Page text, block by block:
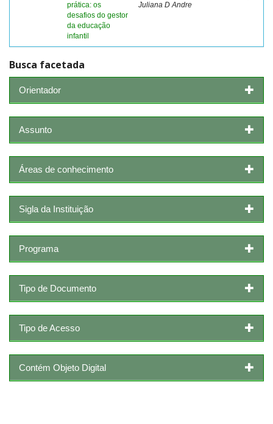
prática: os
desafios do gestor
da educação
infantil
Juliana D Andre
Busca facetada
Orientador
Assunto
Áreas de conhecimento
Sigla da Instituição
Programa
Tipo de Documento
Tipo de Acesso
Contém Objeto Digital